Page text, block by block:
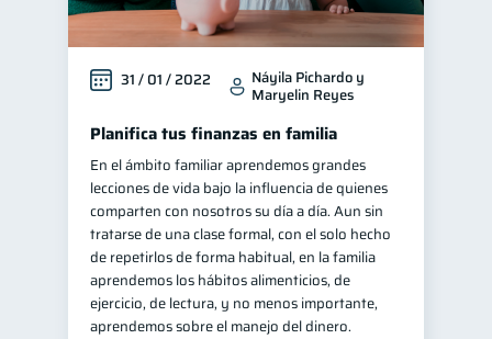
31 / 01 / 2022 Náyila Pichardo y
Maryelin Reyes
Planifica tus finanzas en familia
En el ámbito familiar aprendemos grandes
lecciones de vida bajo la influencia de quienes
comparten con nosotros su día a día. Aun sin
tratarse de una clase formal, con el solo hecho
de repetirlos de forma habitual, en la familia
aprendemos los hábitos alimenticios, de
ejercicio, de lectura, y no menos importante,
aprendemos sobre el manejo del dinero.